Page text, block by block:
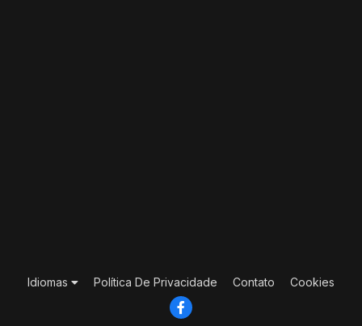
Idiomas Política De Privacidade Contato Cookies